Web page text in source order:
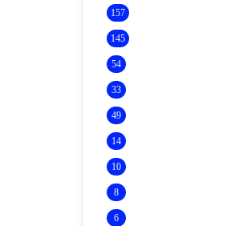
157
145
54
33
49
14
10
8
6